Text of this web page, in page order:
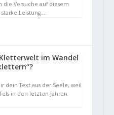
Versuche auf diesem
Leistung.…
im Wandel
dein Text aus der Seele, weil
in den letzten Jahren